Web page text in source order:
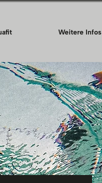
Weitere Infos